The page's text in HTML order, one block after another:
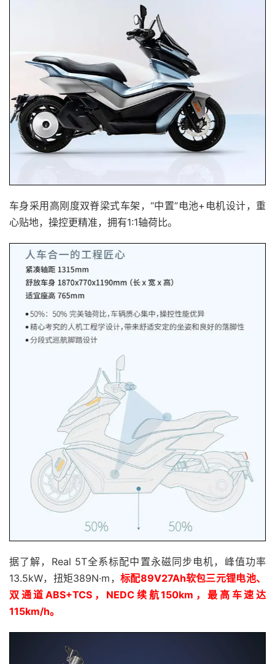
车身采用高刚度双脊梁式车架，“中置”电池+电机设计，重
心贴地，操控更精准，拥有1:1轴荷比。
据了解，Real 5T全系标配中置永磁同步电机，峰值功率
13.5kW，扭矩389N·m， 标配89V27Ah软包三元锂电池、
双通道ABS+TCS，NEDC续航150km，最高车速达
115km/h。